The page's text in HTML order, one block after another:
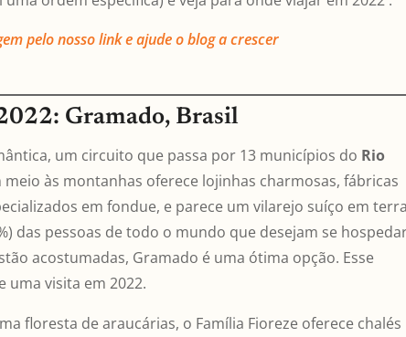
pelo nosso link e ajude o blog a crescer
Gramado, Brasil
um circuito que passa por 13 municípios do Rio
meio às montanhas oferece lojinhas charmosas, fábricas
em fondue, e parece um vilarejo suíço em
das pessoas de todo o mundo que desejam se
acostumadas, Gramado é uma ótima opção. Esse
uma visita em 2022.
floresta de araucárias, o Família Fioreze oferece chalés